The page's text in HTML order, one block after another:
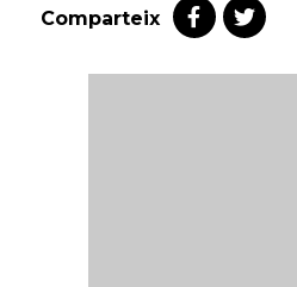
Comparteix